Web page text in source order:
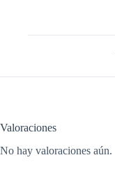
Valoraciones
No hay valoraciones aún.